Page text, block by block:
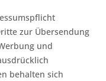
zur Übersendung
und
behalten sich